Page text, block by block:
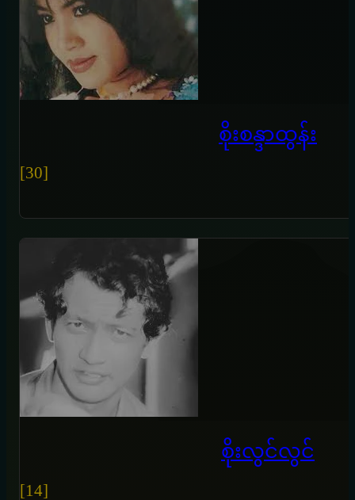
စိုးစန္ဒာထွန်း
[30]
စိုးလွင်လွင်
[14]